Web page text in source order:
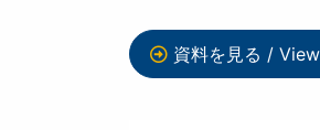
資料を見る /